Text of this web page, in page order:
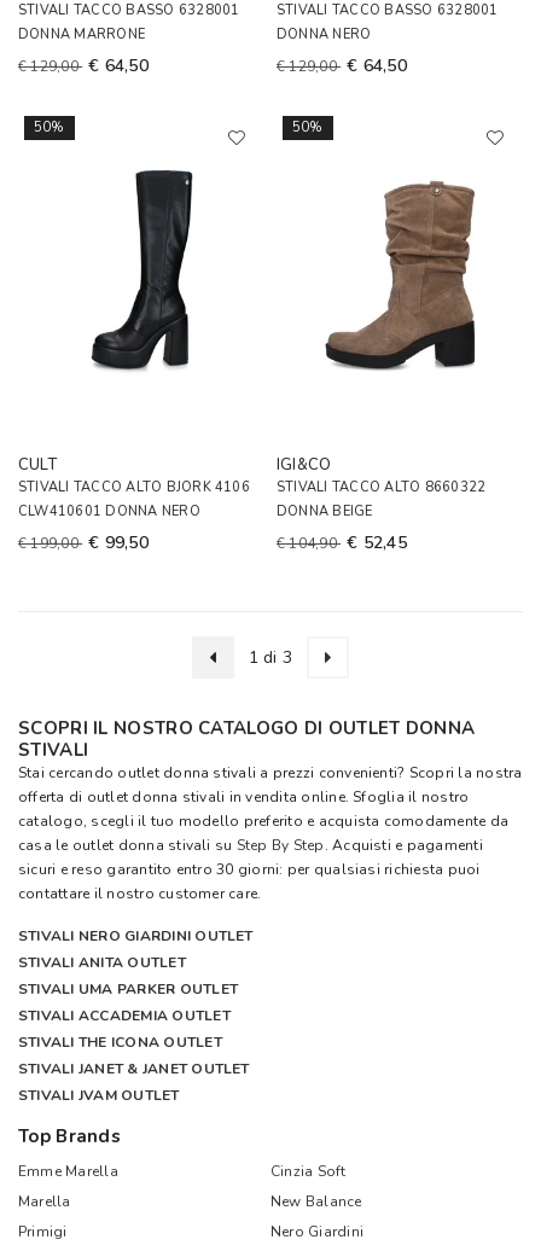
STIVALI TACCO BASSO 6328001
DONNA MARRONE
€ 129,00 € 64,50
STIVALI TACCO BASSO 6328001
DONNA NERO
€ 129,00 € 64,50
50%
CULT
STIVALI TACCO ALTO BJORK 4106
CLW410601 DONNA NERO
€ 199,00 € 99,50
50%
IGI&CO
STIVALI TACCO ALTO 8660322
DONNA BEIGE
€ 104,90 € 52,45
1 di 3
SCOPRI IL NOSTRO CATALOGO DI OUTLET DONNA
STIVALI
Stai cercando outlet donna stivali a prezzi convenienti? Scopri la nostra
offerta di outlet donna stivali in vendita online. Sfoglia il nostro
catalogo, scegli il tuo modello preferito e acquista comodamente da
casa le outlet donna stivali su Step By Step. Acquisti e pagamenti
sicuri e reso garantito entro 30 giorni: per qualsiasi richiesta puoi
contattare il nostro customer care.
STIVALI NERO GIARDINI OUTLET
STIVALI ANITA OUTLET
STIVALI UMA PARKER OUTLET
STIVALI ACCADEMIA OUTLET
STIVALI THE ICONA OUTLET
STIVALI JANET & JANET OUTLET
STIVALI JVAM OUTLET
Top Brands
Emme Marella
Cinzia Soft
Marella
New Balance
Primigi
Nero Giardini